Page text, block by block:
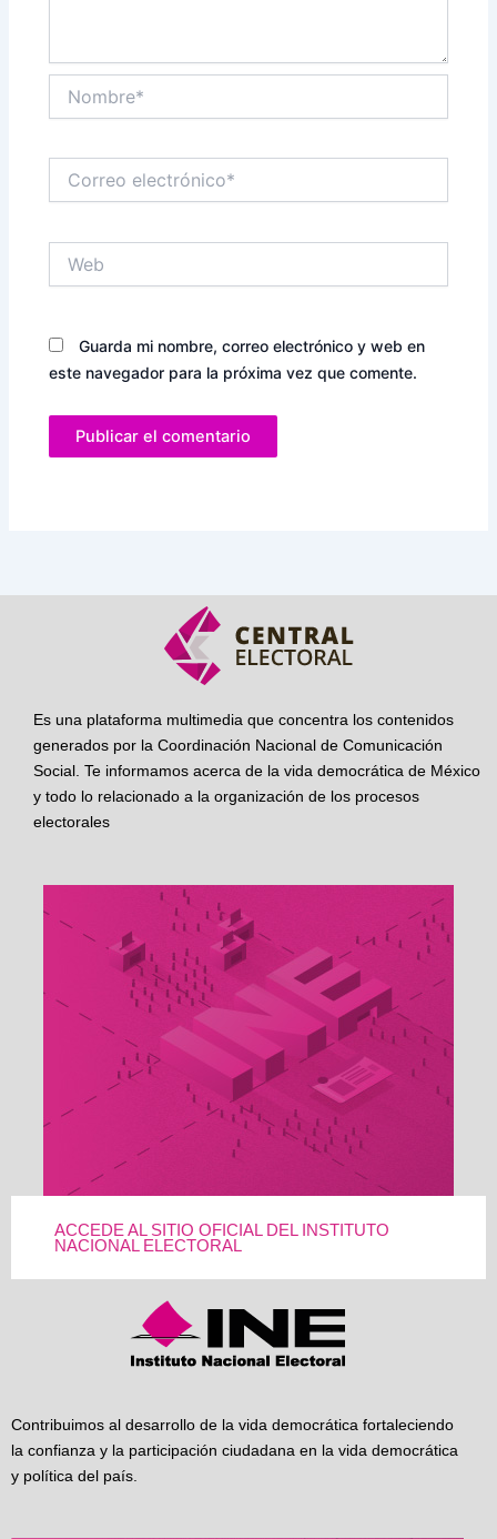
electrónico*
Guarda mi nombre, correo electrónico y web en
este navegador para la próxima vez que comente.
Es una plataforma multimedia que concentra los contenidos
generados por la Coordinación Nacional de Comunicación
Social. Te informamos acerca de la vida democrática de México
y todo lo relacionado a la organización de los procesos
electorales
ACCEDE AL SITIO OFICIAL DEL INSTITUTO
NACIONAL ELECTORAL
Contribuimos al desarrollo de la vida democrática fortaleciendo
la confianza y la participación ciudadana en la vida democrática
y política del país.